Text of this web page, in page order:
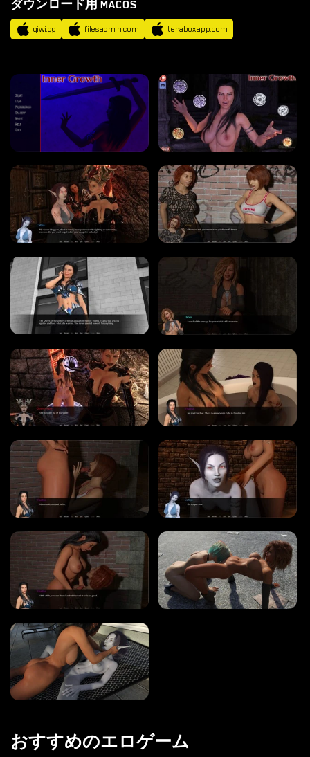
ロ
ー
ド
ダウンロード
ANDROID ポルノ ゲーム
WINDOWS ポルノ ゲーム
MACOS ポルノ ゲーム
LINUX ポルノ ゲーム
デバイス
PC ポルノ ゲーム
モバイル ポルノ ゲーム
ダウンロード用追加
ポルノゲーム APK
ブログ
タグ
ゲームエンジン
RENPY
RUFFLE
HTML
カテゴリー
3D
BDSM
熟女
ダウンロード用 MACOS
qiwi.gg filesadmin.com teraboxapp.com
おすすめのエロゲーム